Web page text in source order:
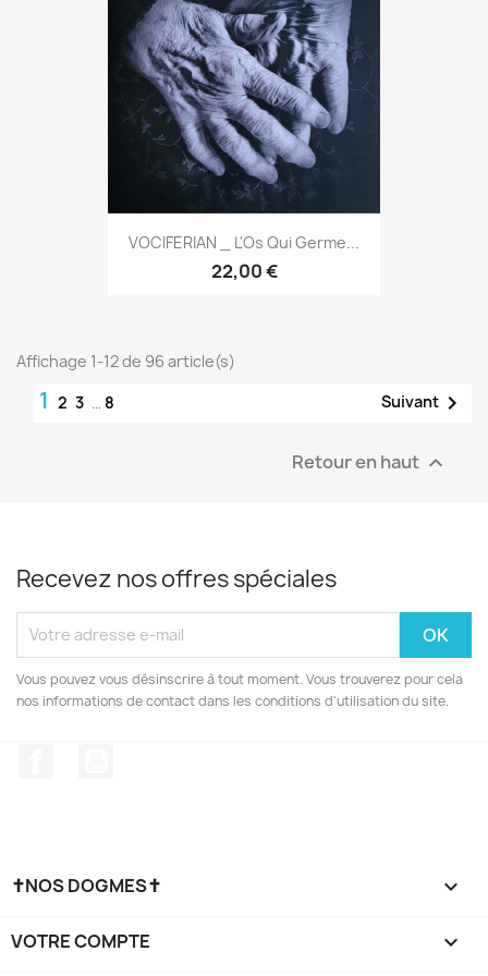
VOCIFERIAN _ L'Os Qui Germe...
22,00 €
Affichage 1-12 de 96 article(s)
1 2 3 … 8 Suivant 
Retour en haut 
Recevez nos offres spéciales
Vous pouvez vous désinscrire à tout moment. Vous trouverez pour cela
nos informations de contact dans les conditions d'utilisation du site.
✝NOS DOGMES✝ 
VOTRE COMPTE 